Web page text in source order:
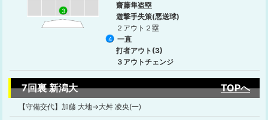
3
齋藤隼盗塁
遊撃手失策(悪送球)
２アウト２塁
4
一直
打者アウト(3)
３アウトチェンジ
7回裏 新潟大 TOPへ
【守備交代】加藤 大地→大舛 凌央(一)